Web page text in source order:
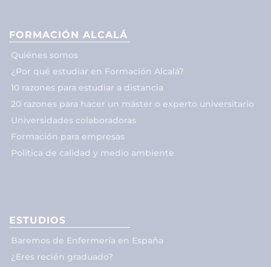
FORMACIÓN ALCALÁ
Quiénes somos
¿Por qué estudiar en Formación Alcalá?
10 razones para estudiar a distancia
20 razones para hacer un máster o experto universitario
Universidades colaboradoras
Formación para empresas
Política de calidad y medio ambiente
ESTUDIOS
Baremos de Enfermería en España
¿Eres recién graduado?